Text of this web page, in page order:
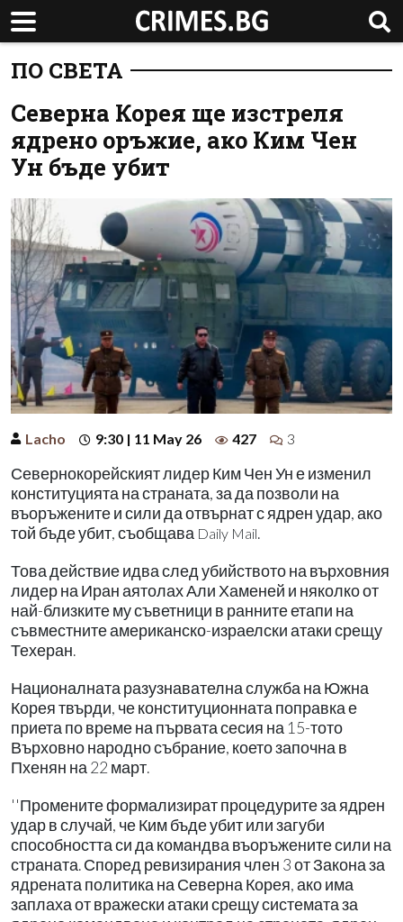
ПО СВЕТА
Северна Корея ще изстреля
ядрено оръжие, ако Ким Чен
Ун бъде убит
Lacho 9:30 | 11 May 26 427 3
Севернокорейският лидер Ким Чен Ун е изменил
конституцията на страната, за да позволи на
въоръжените и сили да отвърнат с ядрен удар, ако
той бъде убит, съобщава Daily Mail.
Това действие идва след убийството на върховния
лидер на Иран аятолах Али Хаменей и няколко от
най-близките му съветници в ранните етапи на
съвместните американско-израелски атаки срещу
Техеран.
Националната разузнавателна служба на Южна
Корея твърди, че конституционната поправка е
приета по време на първата сесия на 15-тото
Върховно народно събрание, което започна в
Пхенян на 22 март.
''Промените формализират процедурите за ядрен
удар в случай, че Ким бъде убит или загуби
способността си да командва въоръжените сили на
страната. Според ревизирания член 3 от Закона за
ядрената политика на Северна Корея, ако има
заплаха от вражески атаки срещу системата за